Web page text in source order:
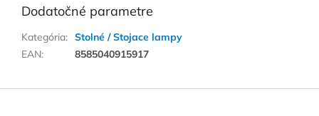
Dodatočné parametre
Kategória: Stolné / Stojace lampy
EAN: 8585040915917